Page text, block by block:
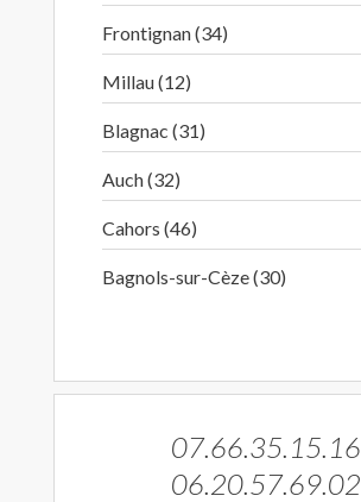
Frontignan (34)
Millau (12)
Blagnac (31)
Auch (32)
Cahors (46)
Bagnols-sur-Cèze (30)
07.66.35.15.16
06.20.57.69.02